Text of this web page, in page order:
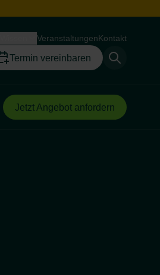
Toggle menu
VeranstaltungenKontakt
Termin vereinbaren
Jetzt Angebot anfordern